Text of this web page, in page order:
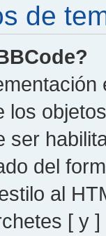
de
los
ser
del
al
[ y